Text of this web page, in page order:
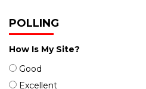
POLLING
How Is My Site?
Good
Excellent